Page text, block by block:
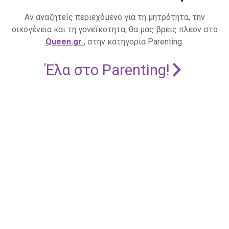
Αν αναζητείς περιεχόμενο για τη μητρότητα, την
οικογένεια και τη γονεϊκότητα, θα μας βρεις πλέον στο
Queen.gr , στην κατηγορία Parenting.
Έλα στο Parenting!